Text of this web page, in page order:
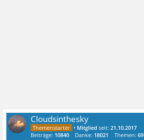
Cloudsinthesky
• Mitglied seit:21.10.2017
Beiträge: 10840 Danke: 18021 Themen:69